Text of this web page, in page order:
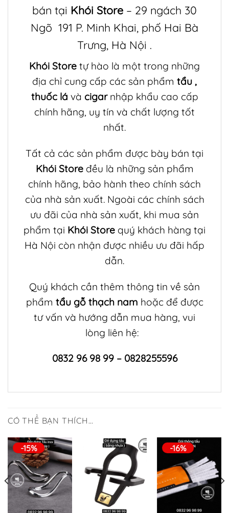
bán tại Khói Store – 29 ngách 30
Ngõ 191 P. Minh Khai, phố Hai Bà
Trưng, Hà Nội .
Khói Store tự hào là một trong những
địa chỉ cung cấp các sản phẩm tẩu ,
thuốc lá và cigar nhập khẩu cao cấp
chính hãng, uy tín và chất lượng tốt
nhất.
Tất cả các sản phẩm được bày bán tại
Khói Stoređều là những sản phẩm
chính hãng, bảo hành theo chính sách
của nhà sản xuất. Ngoài các chính sách
ưu đãi của nhà sản xuất, khi mua sản
phẩm tại Khói Store quý khách hàng tại
Hà Nội còn nhận được nhiều ưu đãi hấp
dẫn.
Quý khách cần thêm thông tin về sản
phẩm tẩu gỗ thạch nam hoặc để được
tư vấn và hướng dẫn mua hàng, vui
lòng liên hệ:
0832 96 98 99 – 0828255596
CÓ THỂ BẠN THÍCH…
-15% -16%